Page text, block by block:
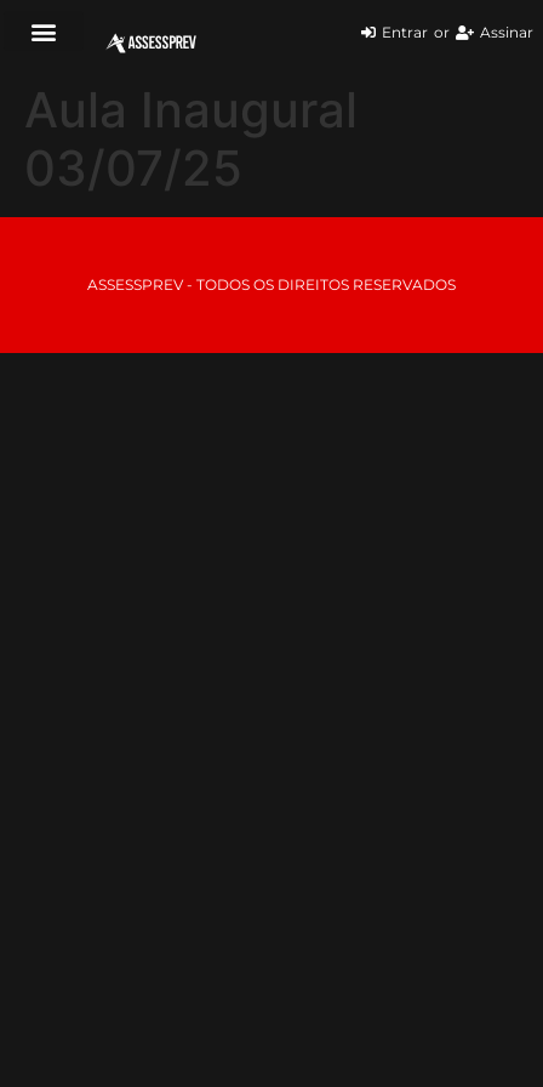
Entrar or Assinar
Aula Inaugural
03/07/25
ASSESSPREV - TODOS OS DIREITOS RESERVADOS